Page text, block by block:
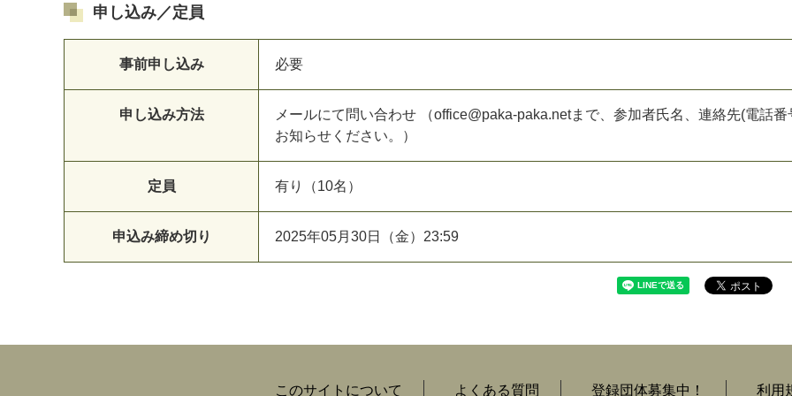
申し込み／定員
事前申し込み 必要
申し込み方法
メールにて問い合わせ （office@paka-paka.netまで、参加者氏名、連絡先(電話番
お知らせください。）
定員 有り（10名）
申込み締め切り 2025年05月30日（金）23:59
このサイトについて よくある質問 登録団体募集中！ 利用